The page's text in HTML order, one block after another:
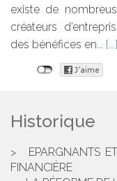
existe de
créateurs
des bénéfices en...
Historique
EPARGNANTS
FINANCIÈRE